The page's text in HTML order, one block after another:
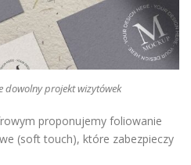
dowolny projekt wizytówek
proponujemy foliowanie
(soft touch), które zabezpieczy